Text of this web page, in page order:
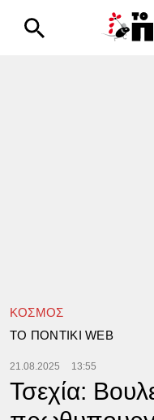
ΚΟΣΜΟΣ
TΟ ΠΟΝΤΙΚΙ WEB
21.08.2025 13:55
Τσεχία: